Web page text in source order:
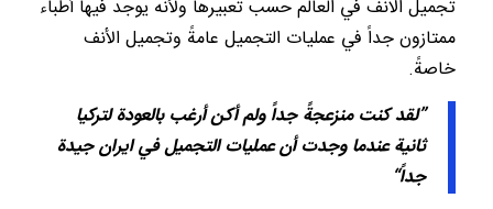
تجميل الانف في العالم حسب تعبيرها ولأنه يوجد فيها أطباء
ممتازون جداً في عمليات التجميل عامةً وتجميل الأنف
خاصةً.
”لقدكنت منزعجةً جداً ولمأكنأرغب بالعودة لتركيا
ثانية عندما وجدت أنعمليات التجميلفيايرانجيدة
جداً“